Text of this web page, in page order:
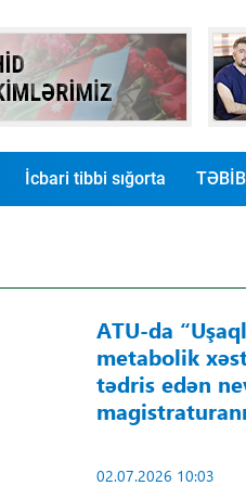
İcbari tibbi sığorta TƏBİB
ATU-da
metabolik
tədris edən
02.07.2026 10:03